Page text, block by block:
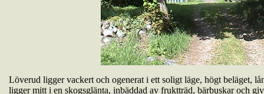
Löverud ligger vackert och ogenerat i ett soligt läge, högt beläget,
ligger mitt i en skogsglänta, inbäddad av fruktträd, bärbuskar och